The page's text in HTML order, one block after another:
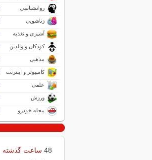
روانشناسی
زناشویی
آشپزی و تغذیه
کودکان و والدین
مذهبی
کامپیوتر و اینترنت
علمی
ورزش
مجله خودرو
48 ساعت گذشته